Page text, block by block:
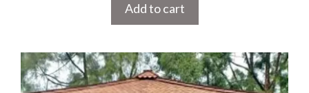
Add to cart